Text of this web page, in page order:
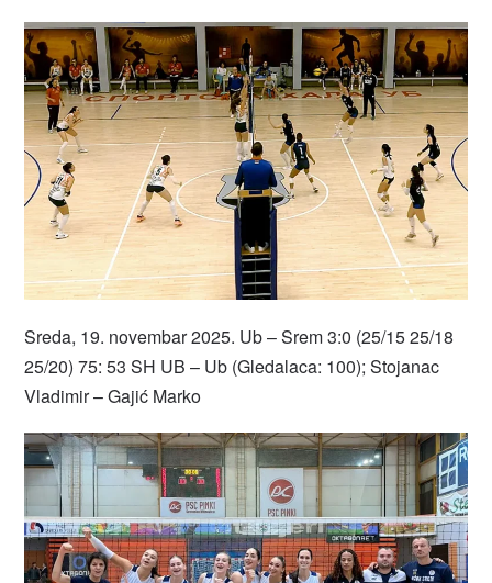
Sreda, 19. novembar 2025. Ub – Srem 3:0 (25/15 25/18
25/20) 75: 53 SH UB – Ub (Gledalaca: 100); Stojanac
Vladimir – Gajić Marko